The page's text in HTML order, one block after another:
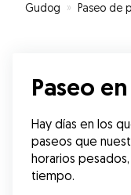
Gudog » Paseo de
Paseo
Hay días en los
paseos que
horarios
tiempo.